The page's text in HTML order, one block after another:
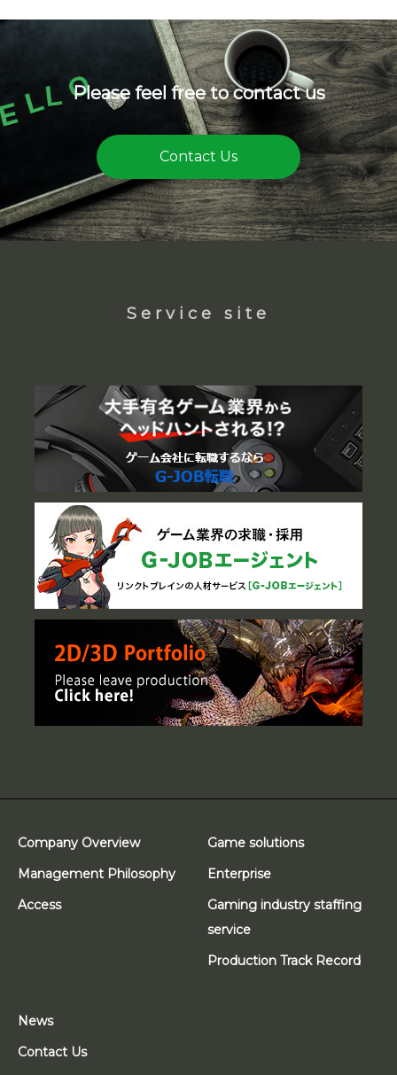
Please feel free to contact us
Contact Us
Service site
Company Overview
Management Philosophy
Access
Game solutions
Enterprise
Gaming industry staffing
service
Production Track Record
News
Contact Us